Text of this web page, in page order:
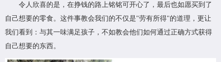
令人欣喜的是，在挣钱的路上铭铭可开心了，最后也如愿买到了
自己想要的零食。这件事教会我们的不仅是"劳有所得"的道理，更让
我们看到：与其一味满足孩子，不如教会他们如何通过正确方式获得
自己想要的东西。